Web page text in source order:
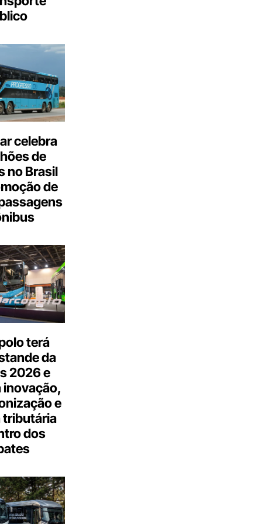
celebra
de
no Brasil
de
terá
da
2026 e
e
tributária
dos